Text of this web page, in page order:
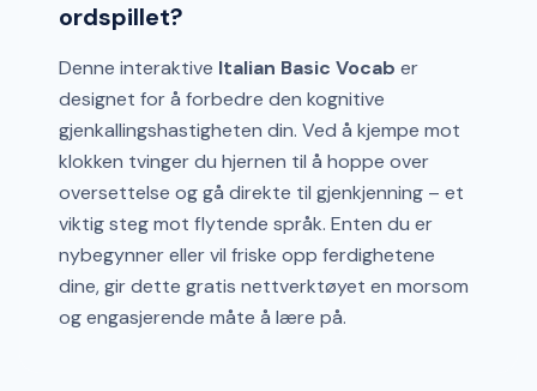
ordspillet?
Denne interaktive Italian Basic Vocab er
designet for å forbedre den kognitive
gjenkallingshastigheten din. Ved å kjempe mot
klokken tvinger du hjernen til å hoppe over
oversettelse og gå direkte til gjenkjenning – et
viktig steg mot flytende språk. Enten du er
nybegynner eller vil friske opp ferdighetene
dine, gir dette gratis nettverktøyet en morsom
og engasjerende måte å lære på.